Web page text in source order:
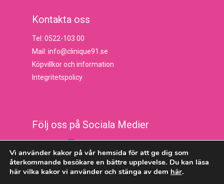
Kontakta oss
Tel: 0522-103 00
Mail: info@clinique91.se
Köpvillkor och information
Integritetspolicy
Följ oss på Sociala Medier
Vi använder kakor på vår hemsida för att ge dig som
återkommande besökare en bättre upplevelse. Du kan läsa
här vilka kakor vi använder och stänga av dem här.